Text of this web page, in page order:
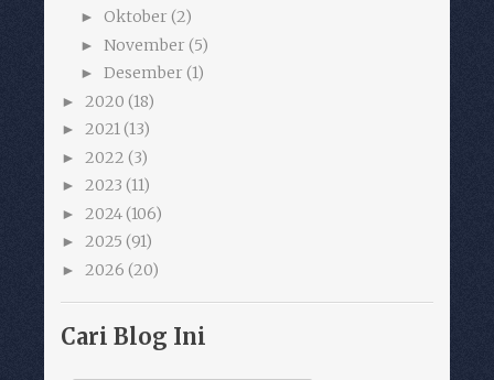
► Oktober (2)
► November (5)
► Desember (1)
► 2020 (18)
► 2021(13)
► 2022 (3)
► 2023 (11)
► 2024(106)
► 2025 (91)
► 2026 (20)
Cari Blog Ini